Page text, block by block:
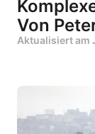
Von
Aktualisiert am